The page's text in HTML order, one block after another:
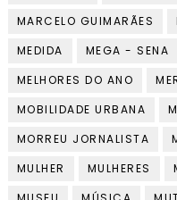
MARCELO GUIMARÃES
MEDIDA
MEGA - SENA
MELHORES DO ANO
MOBILIDADE URBANA
MORREU JORNALISTA
MULHER
MULHERES